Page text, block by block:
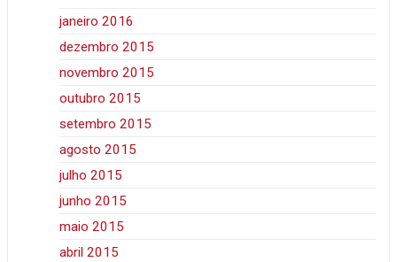
janeiro 2016
dezembro 2015
novembro 2015
outubro 2015
setembro 2015
agosto 2015
julho 2015
junho 2015
maio 2015
abril 2015